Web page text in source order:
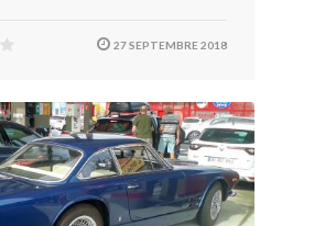
27 SEPTEMBRE 2018